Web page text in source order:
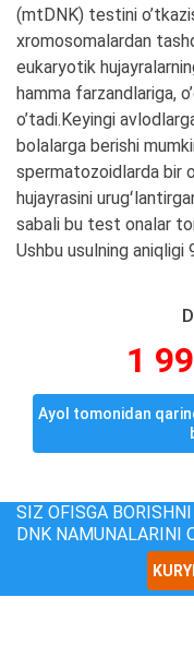
(mtDNK) testini
xromosomalardan
eukaryotik
hamma farzandlariga,
o’tadi.Keyingi
bolalarga berishi
spermatozoidlarda bir
hujayrasini
sabali bu test onalar
Ushbu usulning aniqligi
1
Ayol tomonidan
SIZ OFISGA
DNK NAMUNALARINI